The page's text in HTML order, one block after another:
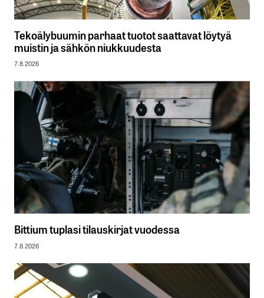
Tekoälybuumin parhaat tuotot saattavat löytyä
muistin ja sähkön niukkuudesta
7.8.2026
Bittium tuplasi tilauskirjat vuodessa
7.8.2026